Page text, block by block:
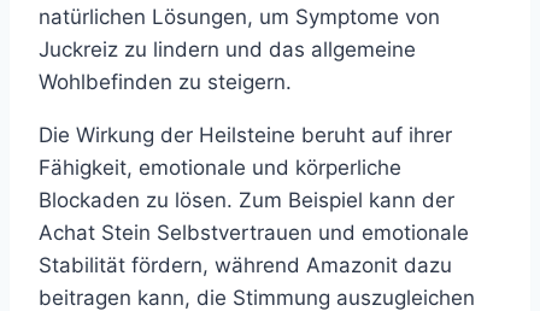
natürlichen Lösungen, um Symptome von
Juckreiz zu lindern und das allgemeine
Wohlbefinden zu steigern.
Die Wirkung der Heilsteine beruht auf ihrer
Fähigkeit, emotionale und körperliche
Blockaden zu lösen. Zum Beispiel kann der
Achat Stein Selbstvertrauen und emotionale
Stabilität fördern, während Amazonit dazu
beitragen kann, die Stimmung auszugleichen